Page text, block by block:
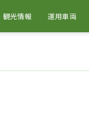
観光情報 運用車両